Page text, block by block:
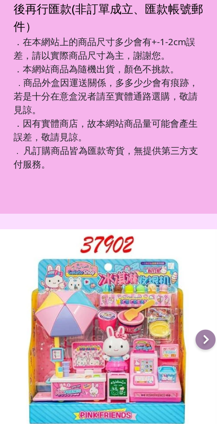
後再行匯款(非訂單成立、匯款帳號郵
件）
．在本網站上的商品尺寸多少會有+-1-2cm誤
差，請以實際商品尺寸為主，謝謝您。
．本網站商品為隨機出貨，顏色不挑款。
． 商品外盒因運送關係，多多少少會有痕跡，
若是十分在意盒況者請至實體通路選購，敬請
見諒。
．因有實體商店，故本網站商品量可能會產生
誤差，敬請見諒。
． 凡訂購商品皆為匯款寄貨，無提供第三方支
付服務。